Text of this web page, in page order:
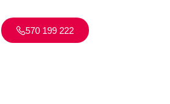
570 199 222